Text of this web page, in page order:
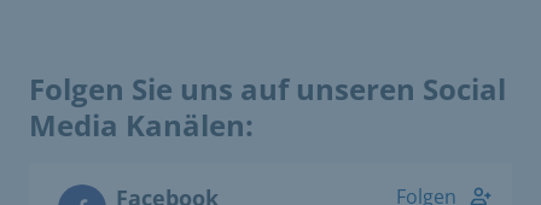
Folgen Sie uns auf unseren Social
Media Kanälen:
Facebook Folgen